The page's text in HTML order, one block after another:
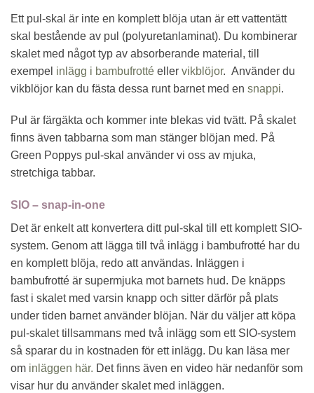
Ett pul-skal är inte en komplett blöja utan är ett vattentätt
skal bestående av pul (polyuretanlaminat). Du kombinerar
skalet med något typ av absorberande material, till
exempel inlägg i bambufrotté eller vikblöjor. Använder du
vikblöjor kan du fästa dessa runt barnet med en snappi.
Pul är färgäkta och kommer inte blekas vid tvätt. På skalet
finns även tabbarna som man stänger blöjan med. På
Green Poppys pul-skal använder vi oss av mjuka,
stretchiga tabbar.
SIO – snap-in-one
Det är enkelt att konvertera ditt pul-skal till ett komplett SIO-
system. Genom att lägga till två inlägg i bambufrotté har du
en komplett blöja, redo att användas. Inläggen i
bambufrotté är supermjuka mot barnets hud. De knäpps
fast i skalet med varsin knapp och sitter därför på plats
under tiden barnet använder blöjan. När du väljer att köpa
pul-skalet tillsammans med två inlägg som ett SIO-system
så sparar du in kostnaden för ett inlägg. Du kan läsa mer
om inläggen här. Det finns även en video här nedanför som
visar hur du använder skalet med inläggen.